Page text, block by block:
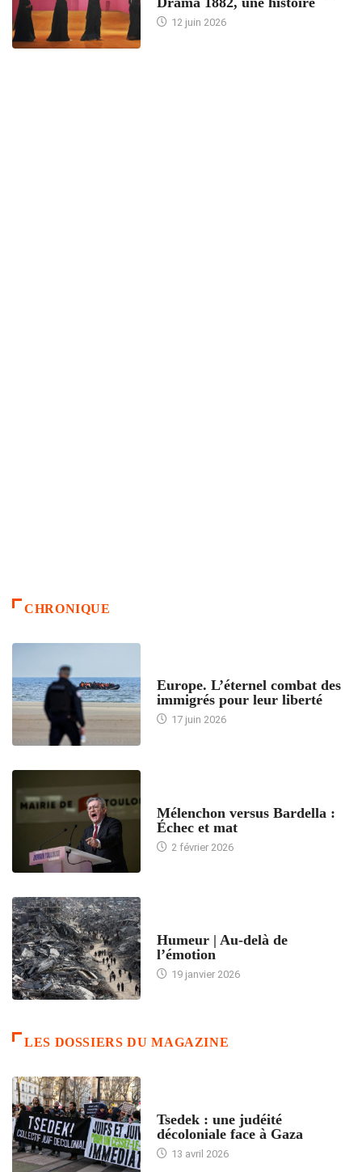
12 juin 2026
CHRONIQUE
Europe. L’éternel combat des
immigrés pour leur liberté
17 juin 2026
Mélenchon versus Bardella :
Échec et mat
2 février 2026
Humeur | Au-delà de
l’émotion
19 janvier 2026
LES DOSSIERS DU MAGAZINE
Tsedek : une judéité
décoloniale face à Gaza
13 avril 2026